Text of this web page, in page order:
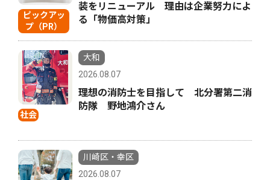
ピックアッ
プ（PR）
装をリニューアル 理由は企業努力によ
る「物価高対策」
社会
大和
2026.08.07
理想の消防士を目指して 北分署第二消
防隊 野地鴻介さん
川崎区・幸区
2026.08.07